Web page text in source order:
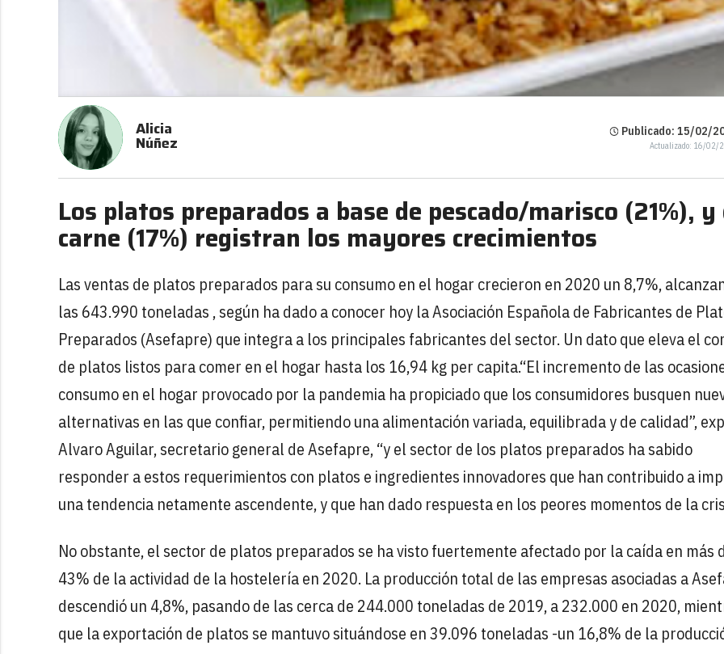
Alicia
Núñez
Publicado: 15/02/
Actualizado: 16/02/
Los platos preparados a base de pescado/marisco (21%), y
carne (17%) registran los mayores crecimientos
Las ventas de platos preparados para su consumo en el hogar crecieron en 2020 un 8,7%,
las 643.990 toneladas , según ha dado a conocer hoy la Asociación Española de Fabricantes de
Preparados (Asefapre) que integra a los principales fabricantes del sector. Un dato que eleva el
de platos listos para comer en el hogar hasta los 16,94 kg per capita.“El incremento de las
consumo en el hogar provocado por la pandemia ha propiciado que los consumidores busquen
alternativas en las que confiar, permitiendo una alimentación variada, equilibrada y de calidad”,
Alvaro Aguilar, secretario general de Asefapre, “y el sector de los platos preparados ha sabido
responder a estos requerimientos con platos e ingredientes innovadores que han contribuido a
una tendencia netamente ascendente, y que han dado respuesta en los peores momentos de la
No obstante, el sector de platos preparados se ha visto fuertemente afectado por la caída en más
43% de la actividad de la hostelería en 2020. La producción total de las empresas asociadas a
descendió un 4,8%, pasando de las cerca de 244.000 toneladas de 2019, a 232.000 en 2020,
que la exportación de platos se mantuvo situándose en 39.096 toneladas -un 16,8% de la